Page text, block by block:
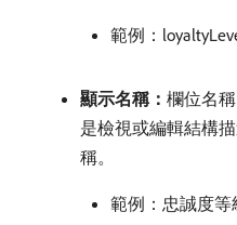
範例：
顯示名稱： 欄位名
是檢視或編輯結構
稱。
範例：忠誠度等